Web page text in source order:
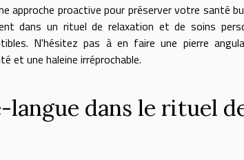
approche proactive pour préserver votre santé
dans un rituel de relaxation et de soins
N'hésitez pas à en faire une pierre
et une haleine irréprochable.
dans le rituel